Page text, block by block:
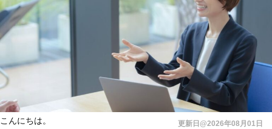
更新日@2026年08月01日
こんにちは。